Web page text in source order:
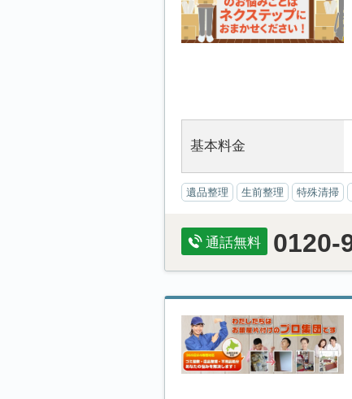
基本料金
遺品整理 生前整理 特殊清掃
通話無料 0120-